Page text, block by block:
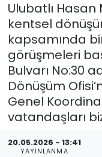
Ulubatlı
kentsel
kapsamında
görüşmeleri
Bulvarı No:30
Dönüşüm
Genel
vatandaşları
20.05.2026 - 13:41
YAYINLANMA
Haber Arşivi